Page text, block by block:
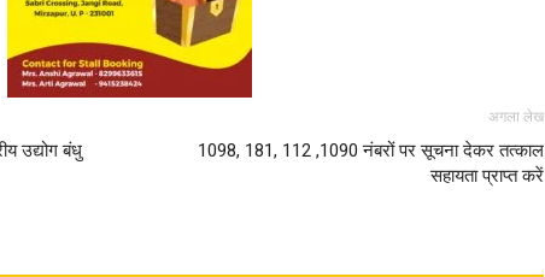
उद्योग बंधु
अगला लेख
1098, 181, 112 ,1090 नंबरों पर सूचना देकर तत्काल
सहायता प्राप्त करें